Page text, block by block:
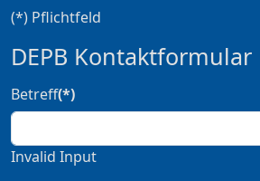
(*) Pflichtfeld
DEPB Kontaktformular
Betreff(*)
Invalid Input